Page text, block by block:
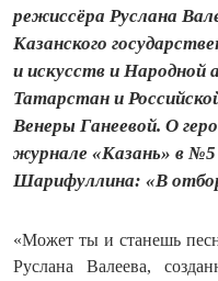
режиссёра Руслана
Казанского
и искусств и Народной
Татарстан и
Венеры Ганеевой. О
журнале «Казань» в №5
Шарифуллина: «В
«Может ты и станешь
Руслана Валеева,